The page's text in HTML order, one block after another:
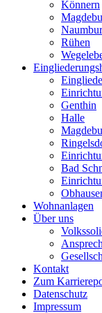
Könnern
Rühen
Genthin
Halle
Bad
Wohnanlagen
Über uns
Kontakt
Zum
Datenschutz
Impressum